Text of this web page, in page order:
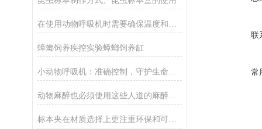
蟑螂饲养疾控实验蟑螂饲养缸
动物麻醉也必须使用这些人道的麻醉方法
标本夹在材质选择上更注重环保和可持续性发展
联
常